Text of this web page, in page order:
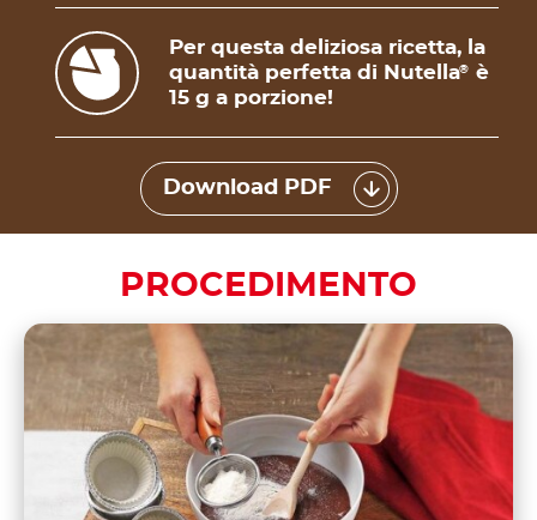
Per questa deliziosa ricetta, la
quantità perfetta di Nutella®
è
15 g a porzione!
Download PDF
PROCEDIMENTO